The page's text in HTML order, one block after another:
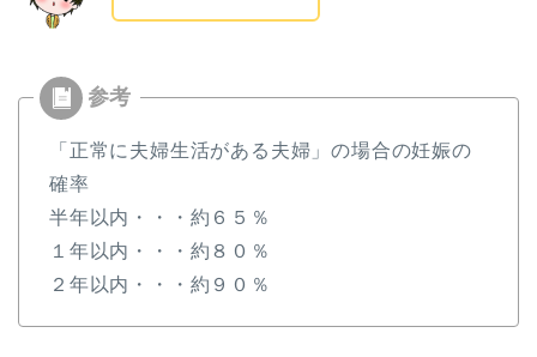
「正常に夫婦生活がある夫婦」の場合の妊娠の
確率
半年以内・・・約６５％
１年以内・・・約８０％
２年以内・・・約９０％